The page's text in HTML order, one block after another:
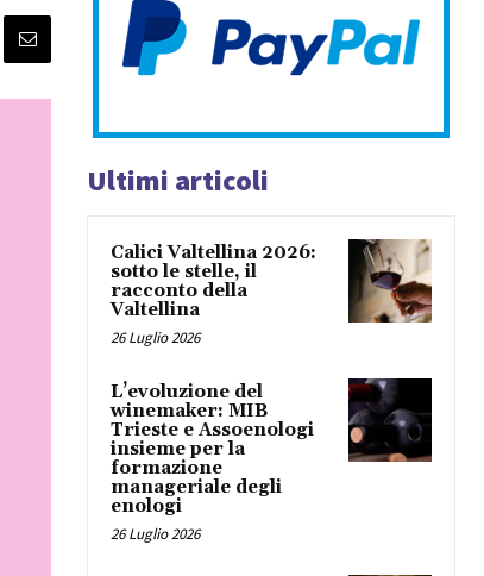
Ultimi articoli
Calici Valtellina 2026:
sotto le stelle, il
racconto della
Valtellina
26 Luglio 2026
L’evoluzione del
winemaker: MIB
Trieste e Assoenologi
insieme per la
formazione
manageriale degli
enologi
26 Luglio 2026